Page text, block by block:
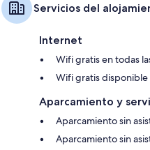
Servicios del
Internet
Wifi gratis en todas
Wifi gratis disponible
Aparcamiento y
Aparcamiento sin
Aparcamiento sin